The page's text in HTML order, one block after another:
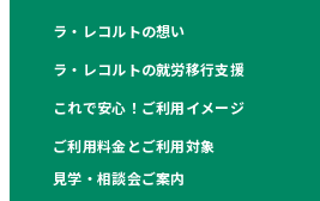
ラ・レコルトの想い
ラ・レコルトの就労移行支援
これで安心！ご利用イメージ
ご利用料金とご利用対象
見学・相談会ご案内